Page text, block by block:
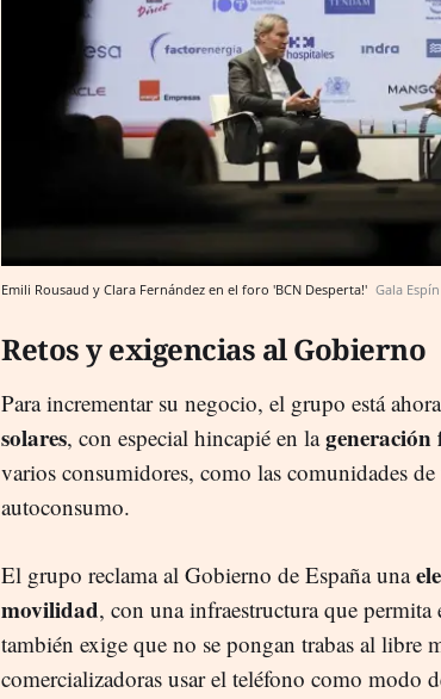
Emili Rousaud y Clara Fernández en el foro 'BCN Desperta!' Gala Espín
Retos y exigencias al Gobierno
Para incrementar su negocio, el grupo está
solares, con especial hincapié en la
varios consumidores, como las comunidades
autoconsumo.
El grupo reclama al Gobierno de España una
movilidad, con una infraestructura que
también exige que no se pongan trabas al libre
comercializadoras usar el teléfono como modo